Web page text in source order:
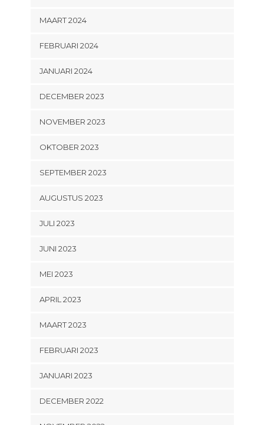
MAART 2024
FEBRUARI 2024
JANUARI 2024
DECEMBER 2023
NOVEMBER 2023
OKTOBER 2023
SEPTEMBER 2023
AUGUSTUS 2023
JULI 2023
JUNI 2023
MEI 2023
APRIL 2023
MAART 2023
FEBRUARI 2023
JANUARI 2023
DECEMBER 2022